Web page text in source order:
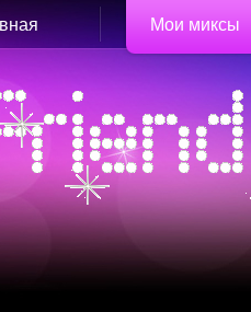
Мои миксы